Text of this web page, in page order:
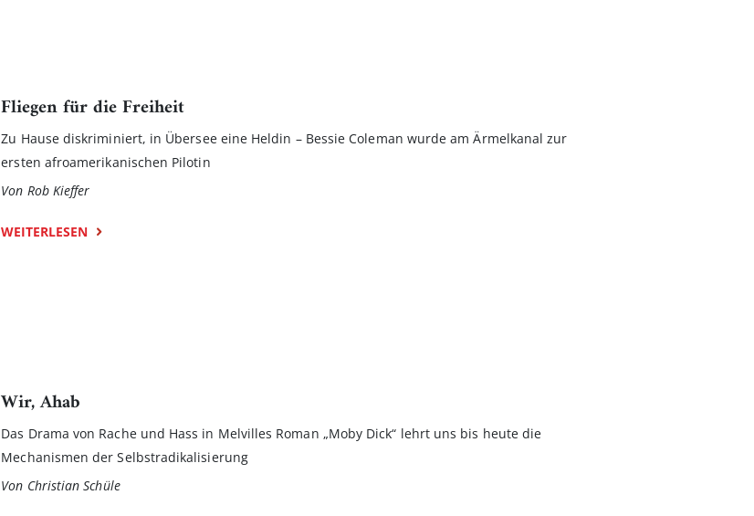
Fliegen für die Freiheit
Zu Hause diskriminiert, in Übersee eine Heldin – Bessie Coleman wurde am Ärmelkanal zur
ersten afroamerikanischen Pilotin
Von Rob Kieffer
WEITERLESEN
Wir, Ahab
Das Drama von Rache und Hass in Melvilles Roman „Moby Dick“ lehrt uns bis heute die
Mechanismen der Selbstradikalisierung
Von Christian Schüle